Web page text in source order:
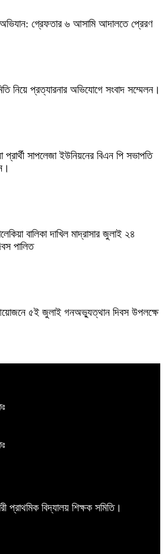
অভিযান: গ্রেফতার ৬ আসামি আদালতে প্রেরণ
নিয়ে প্রত্যারনার অভিযোগে সংবাদ সম্মেলন।
প্রার্থী সাপলেজা ইউনিয়নের বিএন পি সভাপতি
বালিকা দাখিল মাদ্রাসার জুলাই ২৪
পালিত
৫ই জুলাই গনঅভ্যুত্থান দিবস উপলক্ষে
প্রাথমিক বিদ্যালয় শিক্ষক সমিতি।